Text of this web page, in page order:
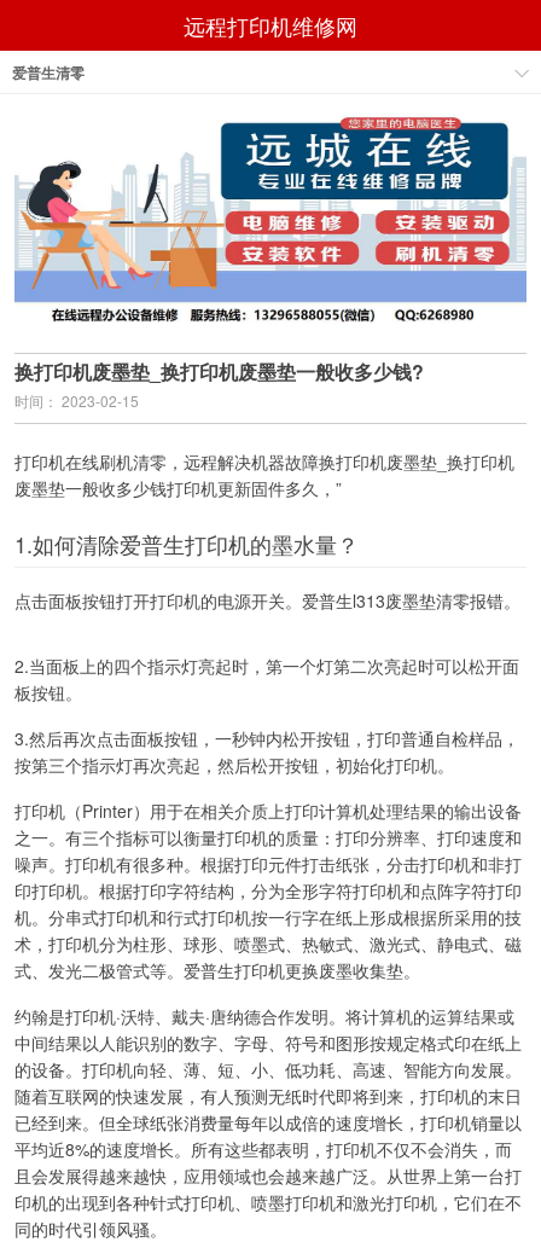
远程打印机维修网
爱普生清零
换打印机废墨垫_换打印机废墨垫一般收多少钱?
时间： 2023-02-15
打印机在线刷机清零，远程解决机器故障换打印机废墨垫_换打印机
废墨垫一般收多少钱打印机更新固件多久，”
1.如何清除爱普生打印机的墨水量？
点击面板按钮打开打印机的电源开关。爱普生l313废墨垫清零报错。
2.当面板上的四个指示灯亮起时，第一个灯第二次亮起时可以松开面
板按钮。
3.然后再次点击面板按钮，一秒钟内松开按钮，打印普通自检样品，
按第三个指示灯再次亮起，然后松开按钮，初始化打印机。
打印机（Printer）用于在相关介质上打印计算机处理结果的输出设备
之一。有三个指标可以衡量打印机的质量：打印分辨率、打印速度和
噪声。打印机有很多种。根据打印元件打击纸张，分击打印机和非打
印打印机。根据打印字符结构，分为全形字符打印机和点阵字符打印
机。分串式打印机和行式打印机按一行字在纸上形成根据所采用的技
术，打印机分为柱形、球形、喷墨式、热敏式、激光式、静电式、磁
式、发光二极管式等。爱普生打印机更换废墨收集垫。
约翰是打印机·沃特、戴夫·唐纳德合作发明。将计算机的运算结果或
中间结果以人能识别的数字、字母、符号和图形按规定格式印在纸上
的设备。打印机向轻、薄、短、小、低功耗、高速、智能方向发展。
随着互联网的快速发展，有人预测无纸时代即将到来，打印机的末日
已经到来。但全球纸张消费量每年以成倍的速度增长，打印机销量以
平均近8%的速度增长。所有这些都表明，打印机不仅不会消失，而
且会发展得越来越快，应用领域也会越来越广泛。从世界上第一台打
印机的出现到各种针式打印机、喷墨打印机和激光打印机，它们在不
同的时代引领风骚。